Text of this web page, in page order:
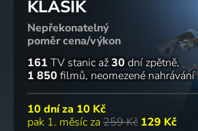
KLASIK
Nepřekonatelný
poměr cena/výkon
161 TV stanic až30 dní zpětně
1 850 filmů neomezené nahrávání
10 dní za 10 Kč
pak 1. měsíc za 259 Kč 129 Kč